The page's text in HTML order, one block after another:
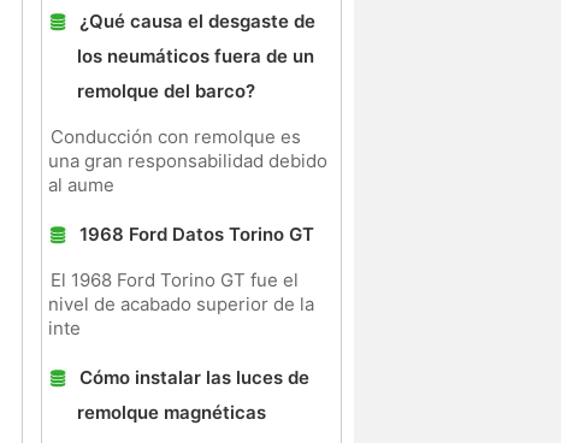
¿Qué causa el desgaste de
los neumáticos fuera de un
remolque del barco?
Conducción con remolque es
una gran responsabilidad debido
al aume
1968 Ford Datos Torino GT
El 1968 Ford Torino GT fue el
nivel de acabado superior de la
inte
Cómo instalar las luces de
remolque magnéticas